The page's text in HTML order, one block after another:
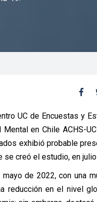
UC de Encuestas y
en Chile ACHS-
exhibió probable
se creó el estudio, en
de 2022, con una
reducción en el nivel